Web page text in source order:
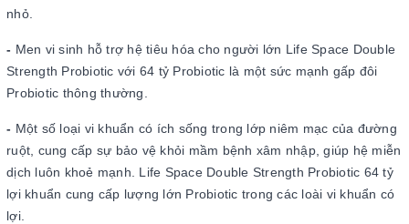
nhỏ.
- Men vi sinh hỗ trợ hệ tiêu hóa cho người lớn Life Space Double
Strength Probiotic với 64 tỷ Probiotic là một sức mạnh gấp đôi
Probiotic thông thường.
- Một số loại vi khuẩn có ích sống trong lớp niêm mạc của đường
ruột, cung cấp sự bảo vệ khỏi mầm bệnh xâm nhập, giúp hệ miễn
dịch luôn khoẻ mạnh. Life Space Double Strength Probiotic 64 tỷ
lợi khuẩn cung cấp lượng lớn Probiotic trong các loài vi khuẩn có
lợi.